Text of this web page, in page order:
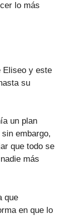
lo más
Eliseo y este
su
un plan
embargo,
que todo se
más
que
en que lo